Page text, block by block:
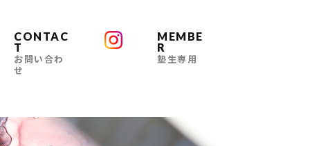
CONTAC
T
お問い合わ
せ
MEMBE
R
塾生専用